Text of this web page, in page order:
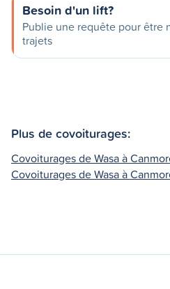
Besoin d'un lift?
Publie une requête pour être
trajets
Plus de covoiturages:
Covoiturages de Wasa à
Covoiturages de Wasa à